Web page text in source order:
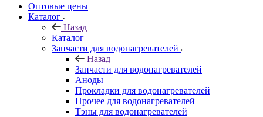
Оптовые цены
Каталог
Назад
Каталог
Запчасти для водонагревателей
Назад
Запчасти для водонагревателей
Аноды
Прокладки для водонагревателей
Прочее для водонагревателей
Тэны для водонагревателей